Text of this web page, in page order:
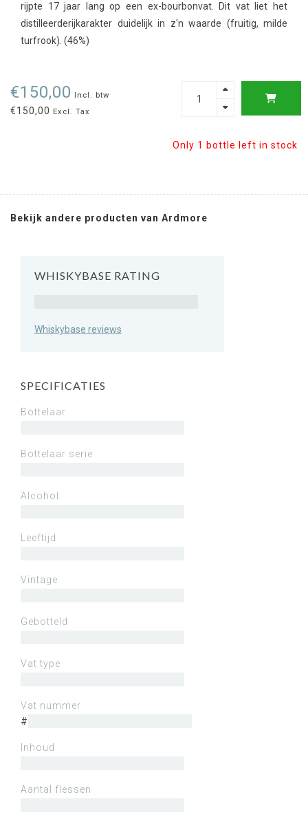
rijpte 17 jaar lang op een ex-bourbonvat. Dit vat liet het
distilleerderijkarakter duidelijk in z'n waarde (fruitig, milde
turfrook). (46%)
€150,00 Incl. btw
€150,00 Excl. Tax
Only 1 bottle left in stock
Bekijk andere producten van Ardmore
WHISKYBASE RATING
Whiskybase reviews
SPECIFICATIES
Bottelaar
Bottelaar serie
Alcohol
Leeftijd
Vintage
Gebotteld
Vat type
Vat nummer
#
Inhoud
Aantal flessen